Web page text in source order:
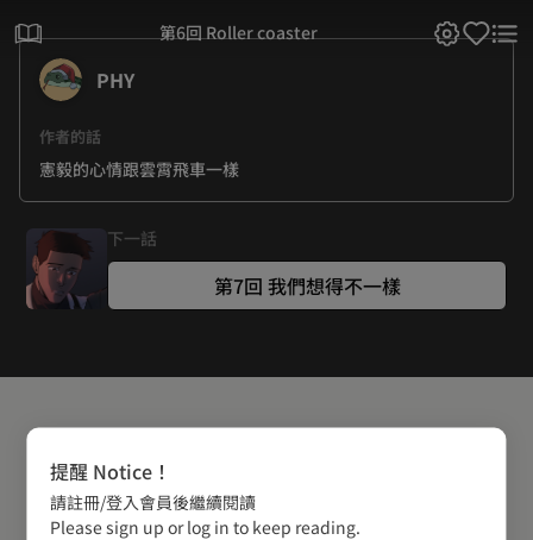
第6回 Roller coaster
PHY
作者的話
憲毅的心情跟雲霄飛車一樣
下一話
第7回 我們想得不一樣
提醒 Notice！
請註冊/登入會員後繼續閱讀
Please sign up or log in to keep reading.